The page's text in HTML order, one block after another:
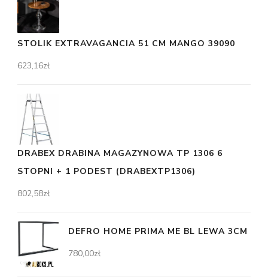
STOLIK EXTRAVAGANCIA 51 CM MANGO 39090
623,16zł
DRABEX DRABINA MAGAZYNOWA TP 1306 6
STOPNI + 1 PODEST (DRABEXTP1306)
802,58zł
DEFRO HOME PRIMA ME BL LEWA 3CM
780,00zł